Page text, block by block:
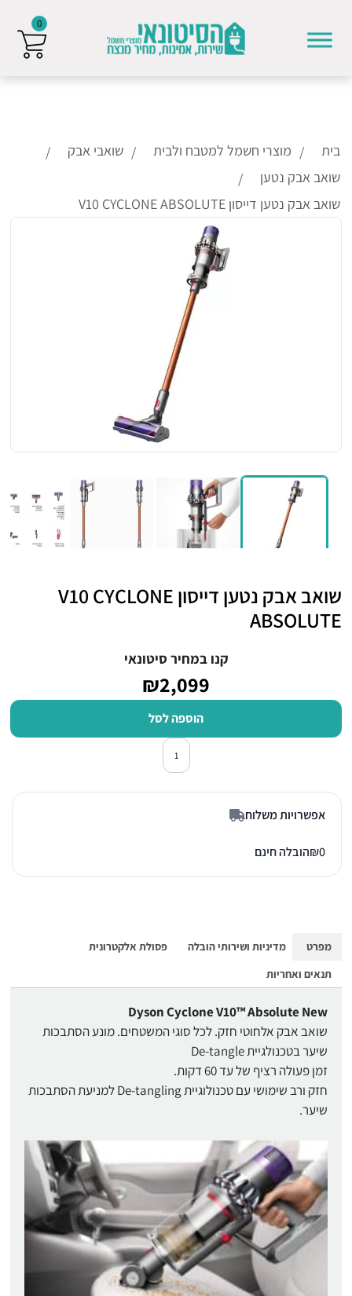
בית מוצרי חשמל למטבח ולבית
שואבי אבק
שואב אבק נטען
שואב אבק נטען דייסון V10 CYCLONE ABSOLUTE
שואב אבק נטען דייסון V10 CYCLONE
ABSOLUTE
קנו במחיר סיטונאי
₪2,099
הוספה לסל
כמות של שואב אבק נטען דייסון V10 CYCLONE ABSOLUTE
אפשרויות משלוח
₪0 הובלה חינם
מפרט מדיניות ושירותי הובלה
פסולת אלקטרונית
תנאים ואחריות
Dyson Cyclone V10™ Absolute New
שואב אבק אלחוטי חזק. לכל סוגי המשטחים. מונע הסתבכות
שיער בטכנולגיית De-tangle
זמן פעולה רציף של עד 60 דקות.
חזק ורב שימושי עם טכנולוגיית De-tangling למניעת הסתבכות
שיער.
0